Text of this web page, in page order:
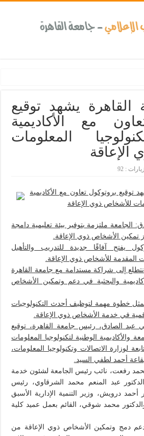
يشهد توقيع
مع الأكاديمية
المعلومات
: 92
بروتوكول تعاون مع الأكاديمية
للأشخاص ذوي الإعاقة
ملتزمة بتوفير بيئة تعليمية دامجة
الأشخاص ذوي الإعاقة.
يفتح آفاقًا جديدة للتدريب والتأهيل
المقدمة للأشخاص ذوي الإعاقة.
إلى شراكة مستدامة مع جامعة القاهرة
والبحثية في دعم وتمكين الأشخاص
خطوة مهمة لتوظيف أحدث التكنولوجيات
في خدمة الأشخاص ذوي الإعاقة.
الصادق، رئيس جامعة القاهرة، توقيع
والأكاديمية الوطنية لتكنولوجيا المعلومات
لوزارة الاتصالات وتكنولوجيا المعلومات،
أحمد لطفي السيد.
رفعت، نائب رئيس الجامعة لشئون خدمة
عبد المنعم محمد الشرقاوي، رئيس
أحمد درويش، وزير التنمية الإدارية الأسبق
محمد شوقي، القائم بعمل عميد كلية
دمج وتمكين الأشخاص ذوي الإعاقة من